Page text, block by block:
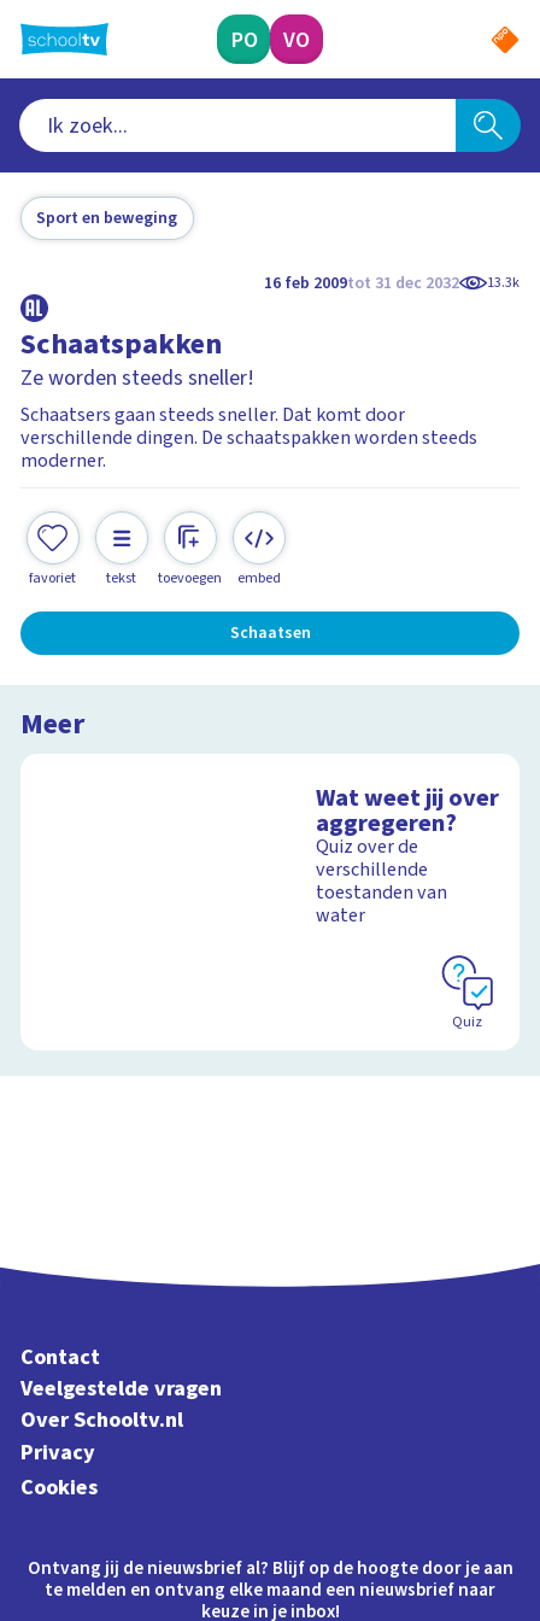
naar
hoofdinhoud
PO VO
Sport en beweging
16 feb 2009tot 31 dec 2032 13.3k
Schaatspakken
Ze worden steeds sneller!
Schaatsers gaan steeds sneller. Dat komt door
verschillende dingen. De schaatspakken worden steeds
moderner.
favoriet tekst toevoegen embed
Schaatsen
Meer
Wat weet jij over
aggregeren?
Quiz over de
verschillende
toestanden van
water
Quiz
Contact
Veelgestelde vragen
Over Schooltv.nl
Privacy
Cookies
Ontvang jij de nieuwsbrief al? Blijf op de hoogte door je aan
te melden en ontvang elke maand een nieuwsbrief naar
keuze in je inbox!